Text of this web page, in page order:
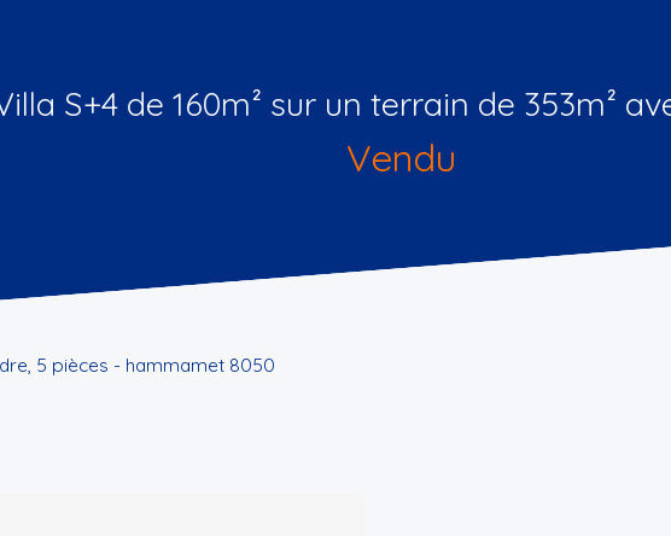
S+4 de 160m² sur un terrain de 353m²
Vendu
5 pièces - hammamet 8050